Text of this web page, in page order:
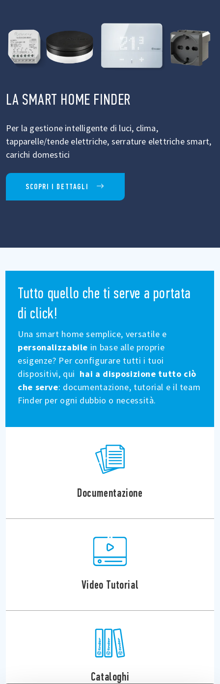
LA SMART HOME FINDER
Per la gestione intelligente di luci, clima,
tapparelle/tende elettriche, serrature elettriche smart,
carichi domestici
SCOPRI I DETTAGLI
Tutto quello che ti serve a portata
di click!
Una smart home semplice, versatile e
personalizzabile in base alle proprie
esigenze? Per configurare tutti i tuoi
dispositivi, qui hai a disposizione tutto ciò
che serve: documentazione, tutorial e il team
Finder per ogni dubbio o necessità.
Documentazione
Video Tutorial
Cataloghi